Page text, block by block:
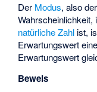
Der Modus, also
natürliche Zahl ist,
Erwartungswert
Erwartungswert
Beweis